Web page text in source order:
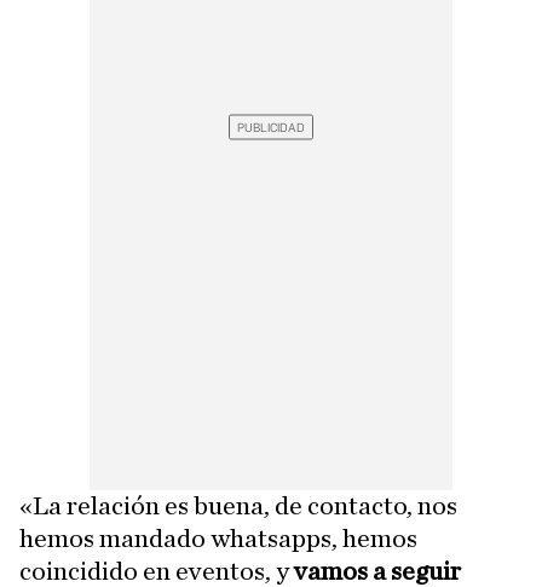
«La relación es buena, de contacto, nos
hemos mandado whatsapps, hemos
coincidido en eventos, yvamos a seguir